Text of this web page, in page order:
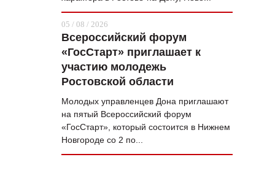
05 / 08 / 2026
Всероссийский форум
«ГосСтарт» приглашает к
участию молодежь
Ростовской области
Молодых управленцев Дона приглашают
на пятый Всероссийский форум
«ГосСтарт», который состоится в Нижнем
Новгороде со 2 по...